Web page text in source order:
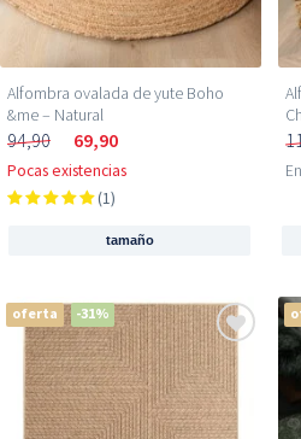
Alfombra ovalada de yute Boho
&me – Natural
94,90 69,90
Pocas existencias
(1)
tamaño
oferta -31%